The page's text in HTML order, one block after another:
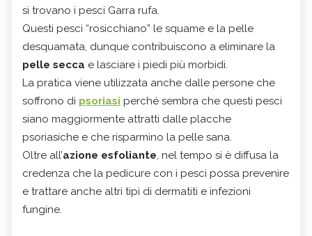
si trovano i pesci Garra rufa.
Questi pesci “rosicchiano” le squame e la pelle
desquamata, dunque contribuiscono a eliminare la
pelle secca e lasciare i piedi più morbidi.
La pratica viene utilizzata anche dalle persone che
soffrono di psoriasi perché sembra che questi pesci
siano maggiormente attratti dalle placche
psoriasiche e che risparmino la pelle sana.
Oltre all’azione esfoliante, nel tempo si è diffusa la
credenza che la pedicure con i pesci possa prevenire
e trattare anche altri tipi di dermatiti e infezioni
fungine.